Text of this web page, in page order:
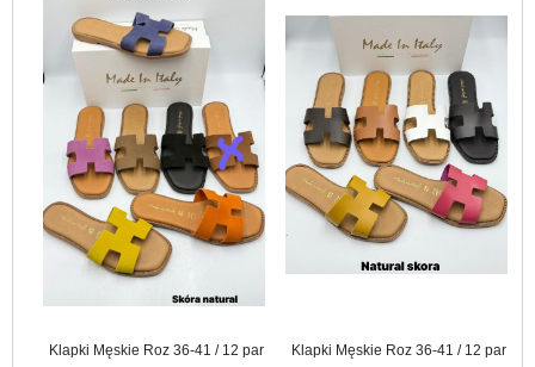
Klapki Męskie Roz 36-41 / 12 par Klapki Męskie Roz 36-41 / 12 par